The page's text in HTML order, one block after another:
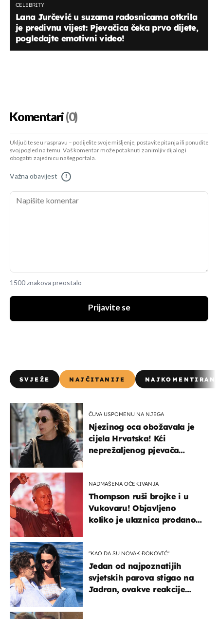
CELEBRITY
Lana Jurčević u suzama radosnicama otkrila
je predivnu vijest: Pjevačica čeka prvo dijete,
pogledajte emotivni video!
Komentari(0)
Uključite se u raspravu – podijelite svoje mišljenje, postavite pitanja ili ponudite
svoj pogled na temu. Vaš komentar može potaknuti zanimljiv dijalog i
obogatiti zajednicu našeg portala.
Važna obavijest !
1500 znakova preostalo
Prijavite se
SVJEŽE NAJČITANIJE
ČUVA USPOMENU NA NJEGA
Njezinog oca obožavala je
cijela Hrvatska! Kći
neprežaljenog pjevača
NADMAŠENA OČEKIVANJA
Thompson ruši brojke i u
Vukovaru! Objavljeno
koliko je ulaznica prodano
"KAO DA SU NOVAK ĐOKOVIĆ"
Jedan od najpoznatijih
svjetskih parova stigao na
Jadran, ovakve reakcije